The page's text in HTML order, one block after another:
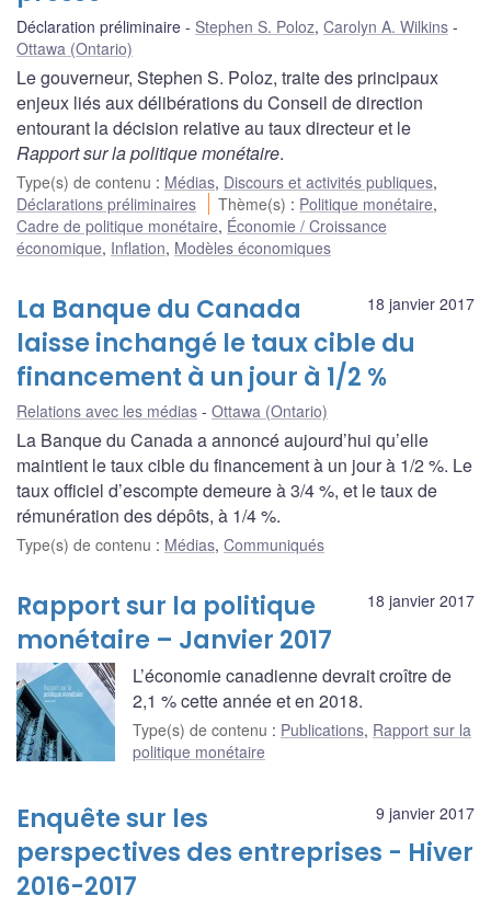
Déclaration préliminaire Stephen S. Poloz, Carolyn A. Wilkins
Ottawa (Ontario)
Le gouverneur, Stephen S. Poloz, traite des principaux
enjeux liés aux délibérations du Conseil de direction
entourant la décision relative au taux directeur et le
Rapport sur la politique monétaire.
Type(s) de contenu : Médias, Discours et activités publiques,
Déclarations préliminaires
Thème(s) : Politique monétaire,
Cadre de politique monétaire, Économie / Croissance
économique, Inflation, Modèles économiques
18 janvier 2017
La Banque du Canada
laisse inchangé le taux cible du
financement à un jour à 1/2 %
Relations avec les médias Ottawa (Ontario)
La Banque du Canada a annoncé aujourd’hui qu’elle
maintient le taux cible du financement à un jour à 1/2 %. Le
taux officiel d’escompte demeure à 3/4 %, et le taux de
rémunération des dépôts, à 1/4 %.
Type(s) de contenu : Médias, Communiqués
18 janvier 2017
Rapport sur la politique
monétaire – Janvier 2017
L’économie canadienne devrait croître de
2,1 % cette année et en 2018.
Type(s) de contenu : Publications, Rapport sur la
politique monétaire
9 janvier 2017
Enquête sur les
perspectives des entreprises - Hiver
2016-2017